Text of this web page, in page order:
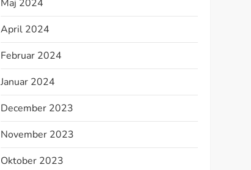
Maj 2024
April 2024
Februar 2024
Januar 2024
December 2023
November 2023
Oktober 2023